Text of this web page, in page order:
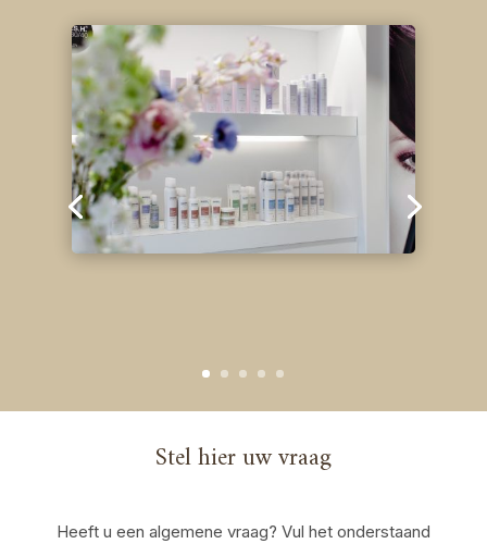
Stel hier uw vraag
Heeft u een algemene vraag? Vul het onderstaand